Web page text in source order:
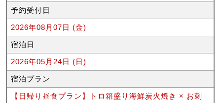
予約受付日
2026年08月07日 (金)
宿泊日
2026年05月24日 (日)
宿泊プラン
【日帰り昼食プラン】トロ箱盛り海鮮炭火焼き × お刺